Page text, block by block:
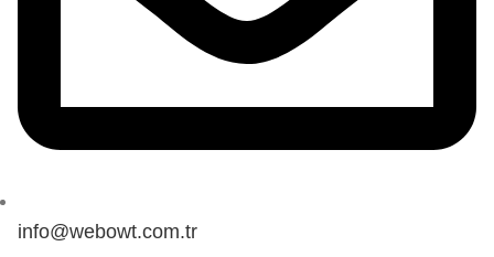
info@webowt.com.tr